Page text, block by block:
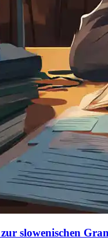
slowenischen